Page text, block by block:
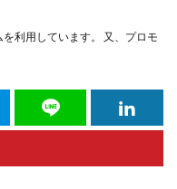
利用しています。 又、プロモ